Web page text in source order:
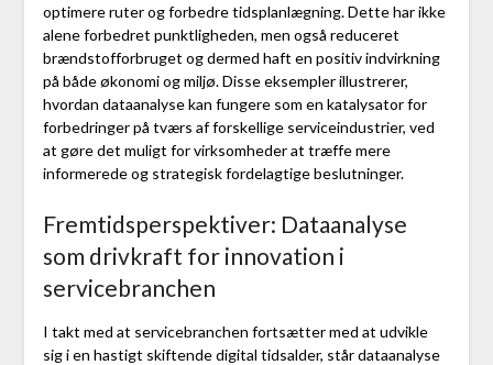
optimere ruter og forbedre tidsplanlægning. Dette har ikke
alene forbedret punktligheden, men også reduceret
brændstofforbruget og dermed haft en positiv indvirkning
på både økonomi og miljø. Disse eksempler illustrerer,
hvordan dataanalyse kan fungere som en katalysator for
forbedringer på tværs af forskellige serviceindustrier, ved
at gøre det muligt for virksomheder at træffe mere
informerede og strategisk fordelagtige beslutninger.
Fremtidsperspektiver: Dataanalyse
som drivkraft for innovation i
servicebranchen
I takt med at servicebranchen fortsætter med at udvikle
sig i en hastigt skiftende digital tidsalder, står dataanalyse